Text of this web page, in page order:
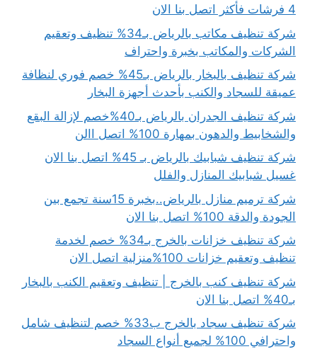
4 فرشات فأكثر اتصل بنا الان
شركة تنظيف مكاتب بالرياض بـ34% تنظيف وتعقيم
الشركات والمكاتب بخبرة واحتراف
شركة تنظيف بالبخار بالرياض بـ45% خصم فوري لنظافة
عميقة للسجاد والكنب بأحدث أجهزة البخار
شركة تنظيف الجدران بالرياض بـ40%خصم لإزالة البقع
والشخابيط والدهون بمهارة 100% اتصل االن
شركة تنظيف شبابيك بالرياض بـ 45% اتصل بنا الان
غسيل شبابيك المنازل والفلل
شركة ترميم منازل بالرياض..بخبرة 15سنة تجمع بين
الجودة والدقة 100% اتصل بنا الان
شركة تنظيف خزانات بالخرج بـ34% خصم لخدمة
تنظيف وتعقيم خزانات 100%منزلية اتصل الان
شركة تنظيف كنب بالخرج | تنظيف وتعقيم الكنب بالبخار
بـ40% اتصل بنا الان
شركة تنظيف سجاد بالخرج ب33% خصم لتنظيف شامل
واحترافي 100% لجميع أنواع السجاد